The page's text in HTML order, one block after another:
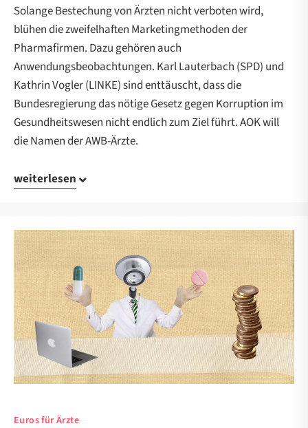
Solange Bestechung von Ärzten nicht verboten wird,
blühen die zweifelhaften Marketingmethoden der
Pharmafirmen. Dazu gehören auch
Anwendungsbeobachtungen. Karl Lauterbach (SPD) und
Kathrin Vogler (LINKE) sind enttäuscht, dass die
Bundesregierung das nötige Gesetz gegen Korruption im
Gesundheitswesen nicht endlich zum Ziel führt. AOK will
die Namen der AWB-Ärzte.
weiterlesen
Euros für Ärzte